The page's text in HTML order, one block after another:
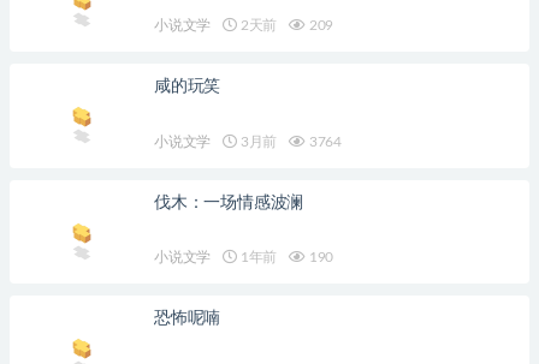
小说文学 2天前 209
咸的玩笑
小说文学 3月前 3764
伐木：一场情感波澜
小说文学 1年前 190
恐怖呢喃